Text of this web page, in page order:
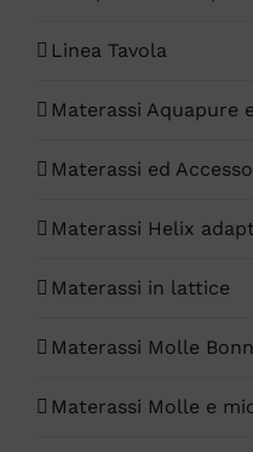
Linea Tavola
Materassi Aquapure
Materassi ed
Materassi Helix
Materassi in lattice
Materassi Molle
Materassi Molle e